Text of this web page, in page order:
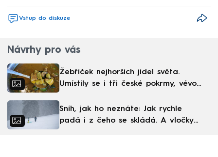
Vstup do diskuze
Návrhy pro vás
Žebříček nejhorších jídel světa.
Umístily se i tři české pokrmy, vévodí
Sníh, jak ho neznáte: Jak rychle
padá i z čeho se skládá. A vločky